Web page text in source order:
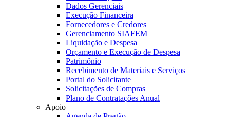
Dados Gerenciais
Execução Financeira
Fornecedores e Credores
Gerenciamento SIAFEM
Liquidação e Despesa
Orçamento e Execução de Despesa
Patrimônio
Recebimento de Materiais e Serviços
Portal do Solicitante
Solicitações de Compras
Plano de Contratações Anual
Apoio